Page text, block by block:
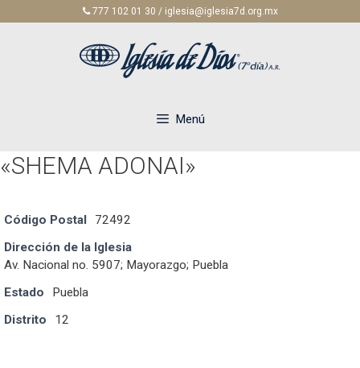
777 102 01 30 / iglesia@iglesia7d.org.mx
Menú
«SHEMA ADONAI»
Código Postal
72492
Dirección de la Iglesia
Av. Nacional no. 5907; Mayorazgo; Puebla
Estado
Puebla
Distrito
12